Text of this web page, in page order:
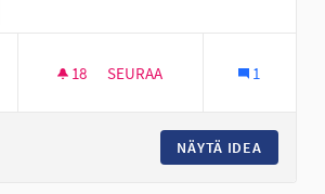
mukaan: Koko Seinäjoki
18 18 SEURAAJAA
SEURAA 1
NÄYTÄ IDEA